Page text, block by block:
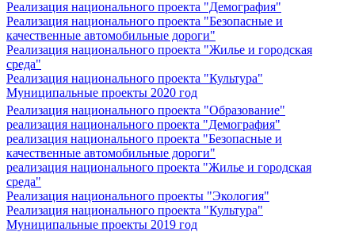
Реализация национального проекта "Демография"
Реализация национального проекта "Безопасные и
качественные автомобильные дороги"
Реализация национального проекта "Жилье и городская
среда"
Реализация национального проекта "Культура"
Муниципальные проекты 2020 год
Реализация национального проекта "Образование"
реализация национального проекта "Демография"
реализация национального проекта "Безопасные и
качественные автомобильные дороги"
реализация национального проекта "Жилье и городская
среда"
Реализация национального проекты "Экология"
Реализация национального проекта "Культура"
Муниципальные проекты 2019 год